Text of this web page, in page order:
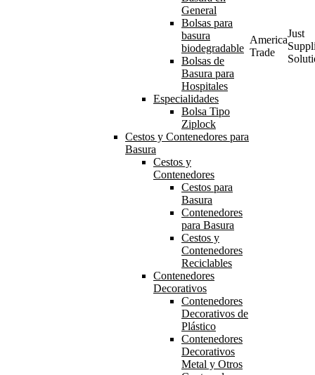
General
Bolsas para
basura
biodegradable
Bolsas de
Basura para
Hospitales
Especialidades
Bolsa Tipo
Ziplock
Cestos y Contenedores para
Basura
Cestos y
Contenedores
Cestos para
Basura
Contenedores
para Basura
Cestos y
Contenedores
Reciclables
Contenedores
Decorativos
Contenedores
Decorativos de
Plástico
Contenedores
Decorativos
Metal y Otros
America
Trade
Just